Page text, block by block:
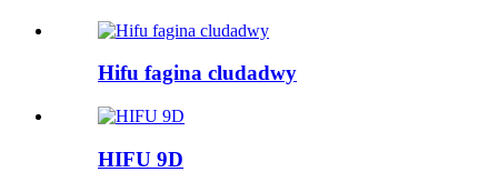
Hifu fagina cludadwy
HIFU 9D